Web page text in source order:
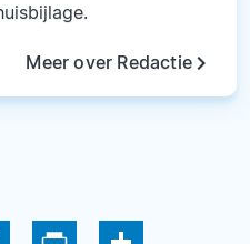
Meer over Redactiekeyboard_arrow_right